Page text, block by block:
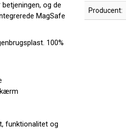
og de
MagSafe
100%
funktionalitet og
Producent: